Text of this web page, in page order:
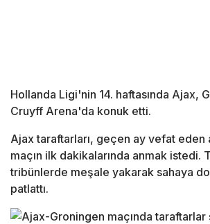
Hollanda Ligi'nin 14. haftasında Ajax,
Cruyff Arena'da konuk etti.
Ajax taraftarları, geçen ay vefat eden
maçın ilk dakikalarında anmak istedi.
tribünlerde meşale yakarak sahaya
patlattı.